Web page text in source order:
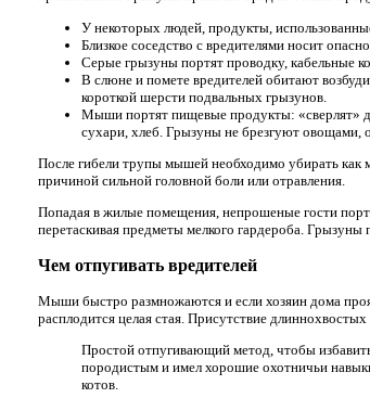
У некоторых людей, продукты,
Близкое соседство с вредителями носит
Серые грызуны портят проводку, кабельные
В слюне и помете вредителей обитают
короткой шерсти подвальных грызунов.
Мыши портят пищевые продукты: «сверлят»
сухари, хлеб. Грызуны не брезгуют овощами,
После гибели трупы мышей необходимо убирать как
причиной сильной головной боли или отравления.
Попадая в жилые помещения, непрошеные гости
перетаскивая предметы мелкого гардероба.
Чем отпугивать вредителей
Мыши быстро размножаются и если хозяин дома
расплодится целая стая. Присутствие
Простой отпугивающий метод, чтобы
породистым и имел хорошие охотничьи
котов.